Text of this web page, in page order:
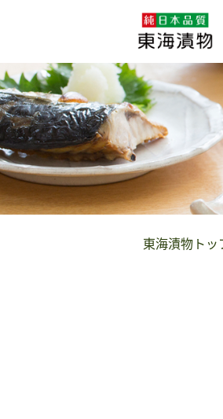
東海漬物トッ